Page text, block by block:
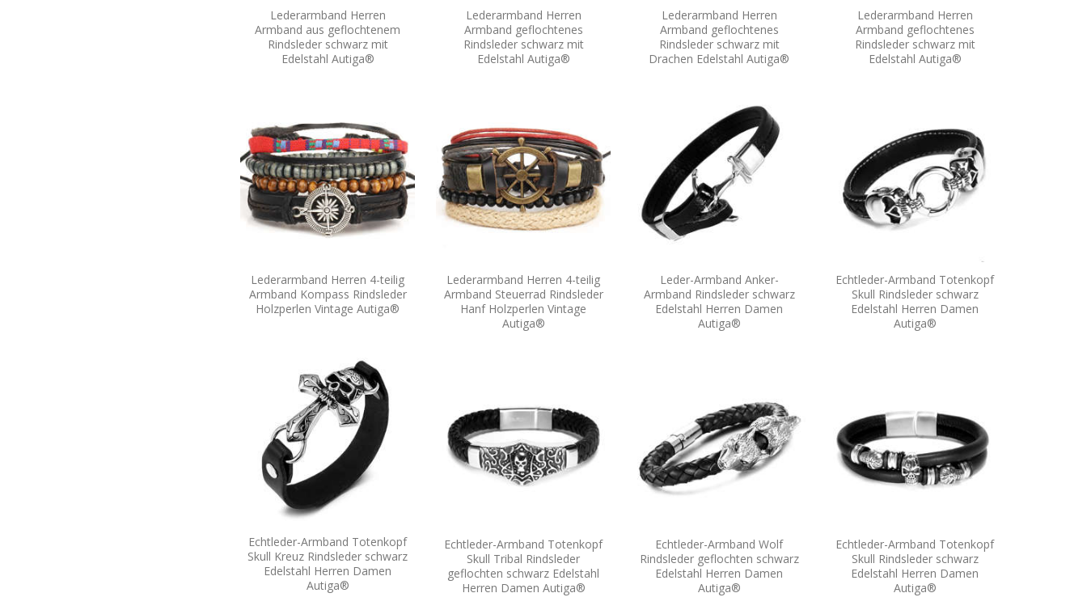
Lederarmband Herren
Armband aus geflochtenem
Rindsleder schwarz mit
Edelstahl Autiga®
Lederarmband Herren
Armband geflochtenes
Rindsleder schwarz mit
Edelstahl Autiga®
Lederarmband Herren
Armband geflochtenes
Rindsleder schwarz mit
Drachen Edelstahl Autiga®
Lederarmband Herren
Armband geflochtenes
Rindsleder schwarz mit
Edelstahl Autiga®
Lederarmband Herren 4-teilig
Armband Kompass Rindsleder
Holzperlen Vintage Autiga®
Lederarmband Herren 4-teilig
Armband Steuerrad Rindsleder
Hanf Holzperlen Vintage
Autiga®
Leder-Armband Anker-
Armband Rindsleder schwarz
Edelstahl Herren Damen
Autiga®
Echtleder-Armband Totenkopf
Skull Rindsleder schwarz
Edelstahl Herren Damen
Autiga®
Echtleder-Armband Totenkopf
Skull Kreuz Rindsleder schwarz
Edelstahl Herren Damen
Autiga®
Echtleder-Armband Totenkopf
Skull Tribal Rindsleder
geflochten schwarz Edelstahl
Herren Damen Autiga®
Echtleder-Armband Wolf
Rindsleder geflochten schwarz
Edelstahl Herren Damen
Autiga®
Echtleder-Armband Totenkopf
Skull Rindsleder schwarz
Edelstahl Herren Damen
Autiga®